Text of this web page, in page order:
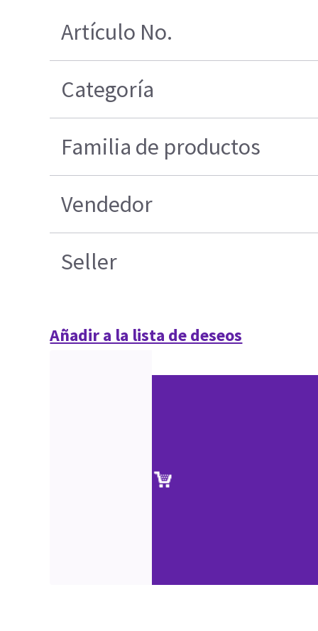
Artículo No.
Categoría
Familia de productos
Vendedor
Seller
Añadir a la lista de deseos